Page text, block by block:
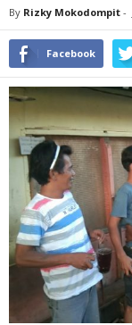
By Rizky Mokodompit -
Facebook